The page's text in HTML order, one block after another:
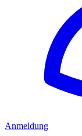
Anmeldung